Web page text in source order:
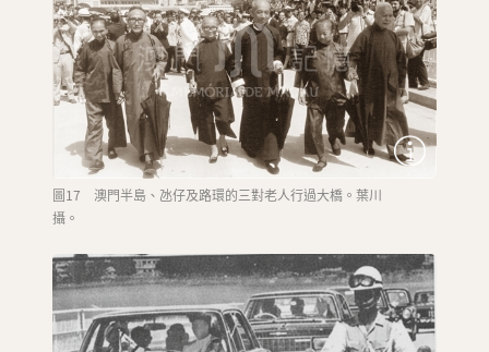
圖17 澳門半島、氹仔及路環的三對老人行過大橋。葉川
攝。